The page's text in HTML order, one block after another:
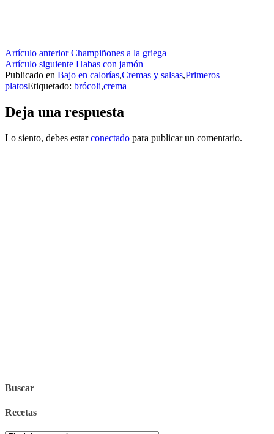
Seguir
leyendo
Artículo anteriorChampiñones a la griega
Artículo siguiente Habas con jamón
Publicado en Bajo en calorías,Cremas y salsas,Primeros
platosEtiquetado: brócoli,crema
Deja una respuesta
Lo siento, debes estarconectado para publicar un comentario.
Buscar
Recetas